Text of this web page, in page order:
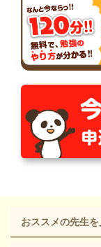
おススメの先生を